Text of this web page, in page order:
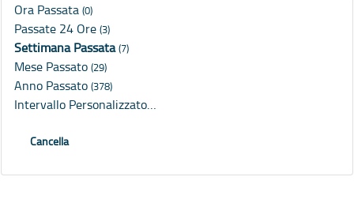
Ora Passata (0)
Passate 24 Ore (3)
Settimana Passata(7)
Mese Passato (29)
Anno Passato (378)
Intervallo Personalizzato…
Cancella